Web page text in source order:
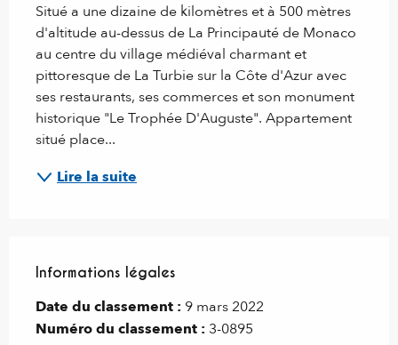
Situé a une dizaine de kilomètres et à 500 mètres
d'altitude au-dessus de La Principauté de Monaco
au centre du village médiéval charmant et
pittoresque de La Turbie sur la Côte d'Azur avec
ses restaurants, ses commerces et son monument
historique "Le Trophée D'Auguste". Appartement
situé place...
Lire la suite
Informations légales
Informations légales
Date du classement : 9 mars 2022
Numéro du classement : 3-0895